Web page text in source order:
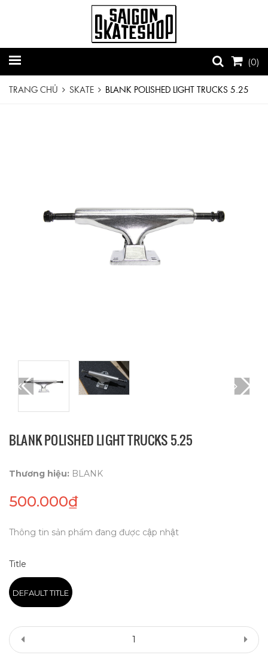
(0)
TRANG CHỦ SKATE BLANK POLISHED LIGHT TRUCKS 5.25
BLANK POLISHED LIGHT TRUCKS 5.25
Thương hiệu: BLANK
500.000₫
Thông tin sản phẩm đang được cập nhật
Title
DEFAULT TITLE